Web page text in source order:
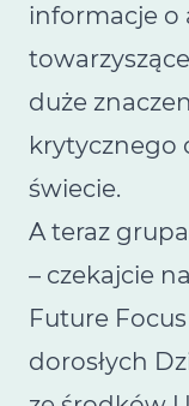
informacje o
duże
krytycznego
świecie.
A teraz
– czekajcie
Future
dorosłych